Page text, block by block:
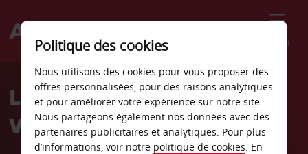
Menu
Welcome
AvisLocation de voiture
Vidrasau
Politique des cookies
Nous utilisons des cookies pour vous proposer des
offres personnalisées, pour des raisons analytiques
et pour améliorer votre expérience sur notre site.
Nous partageons également nos données avec des
partenaires publicitaires et analytiques. Pour plus
d’informations, voir notre politique de cookies. En